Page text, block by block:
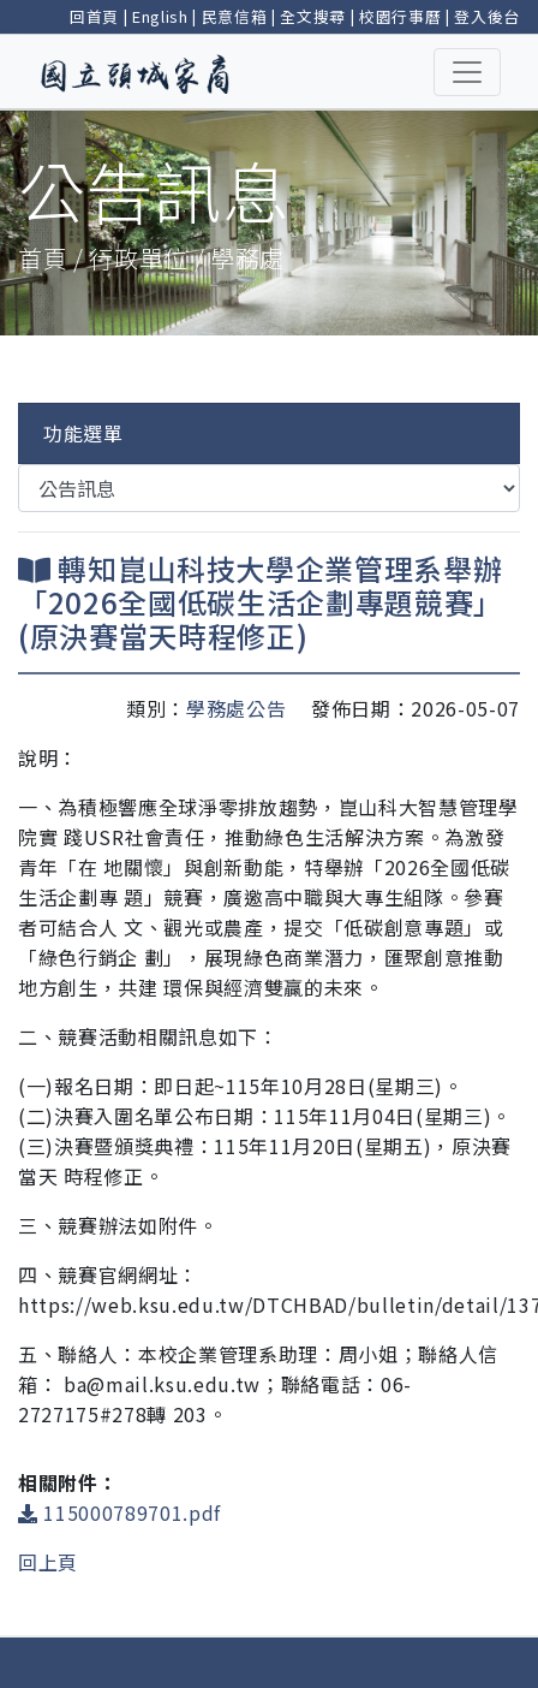
回首頁 | English | 民意信箱 |全文搜尋 | 校園行事曆 |登入後台
公告訊息
首頁 / 行政單位 / 學務處
功能選單
轉知崑山科技大學企業管理系舉辦
「2026全國低碳生活企劃專題競賽」
(原決賽當天時程修正)
類別： 學務處公告
發佈日期：2026-05-07
說明：
一、為積極響應全球淨零排放趨勢，崑山科大智慧管理學
院實 踐USR社會責任，推動綠色生活解決方案。為激發
青年「在 地關懷」與創新動能，特舉辦「2026全國低碳
生活企劃專 題」競賽，廣邀高中職與大專生組隊。參賽
者可結合人 文、觀光或農產，提交「低碳創意專題」或
「綠色行銷企 劃」，展現綠色商業潛力，匯聚創意推動
地方創生，共建 環保與經濟雙贏的未來。
二、競賽活動相關訊息如下：
(一)報名日期：即日起~115年10月28日(星期三)。
(二)決賽入圍名單公布日期：115年11月04日(星期三)。
(三)決賽暨頒獎典禮：115年11月20日(星期五)，原決賽
當天 時程修正。
三、競賽辦法如附件。
四、競賽官網網址：
https://web.ksu.edu.tw/DTCHBAD/bulletin/detail/
五、聯絡人：本校企業管理系助理：周小姐；聯絡人信
箱： ba@mail.ksu.edu.tw；聯絡電話：06-
2727175#278轉 203。
相關附件：
115000789701.pdf
回上頁